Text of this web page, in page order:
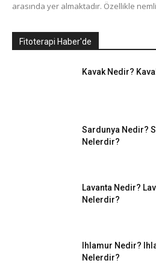
arasında yer almaktadır. Özellikle
Fitoterapi Haber'de
Kavak Nedir?
Sardunya Nedir?
Nelerdir?
Lavanta Nedir?
Nelerdir?
Ihlamur Nedir?
Nelerdir?